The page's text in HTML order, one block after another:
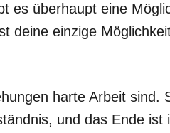
es überhaupt eine
deine einzige
harte Arbeit sind.
und das Ende ist